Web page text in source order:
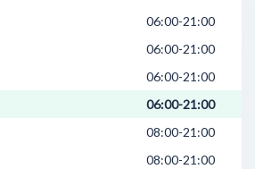
06:00-21:00
06:00-21:00
06:00-21:00
06:00-21:00
08:00-21:00
08:00-21:00